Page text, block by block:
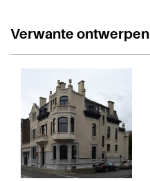
Verwante ontwerpen